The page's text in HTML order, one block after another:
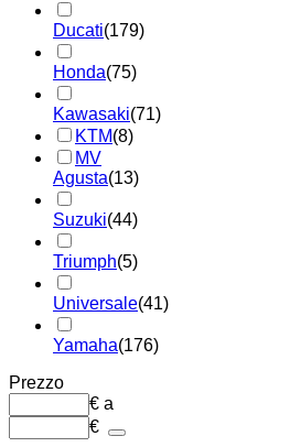
Ducati(179)
Honda(75)
Kawasaki(71)
KTM(8)
MV
Agusta(13)
Suzuki(44)
Triumph(5)
Universale(41)
Yamaha(176)
Prezzo
€ a
€